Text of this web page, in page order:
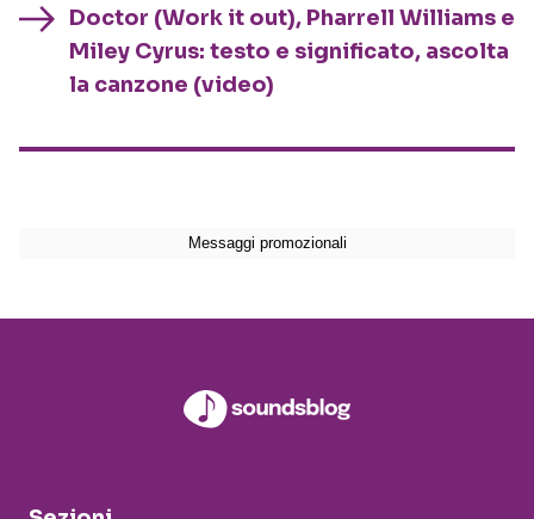
Doctor (Work it out), Pharrell Williams e
Miley Cyrus: testo e significato, ascolta
la canzone (video)